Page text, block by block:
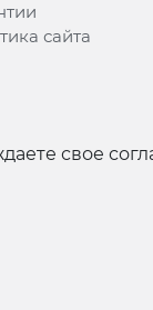
сайта
свое